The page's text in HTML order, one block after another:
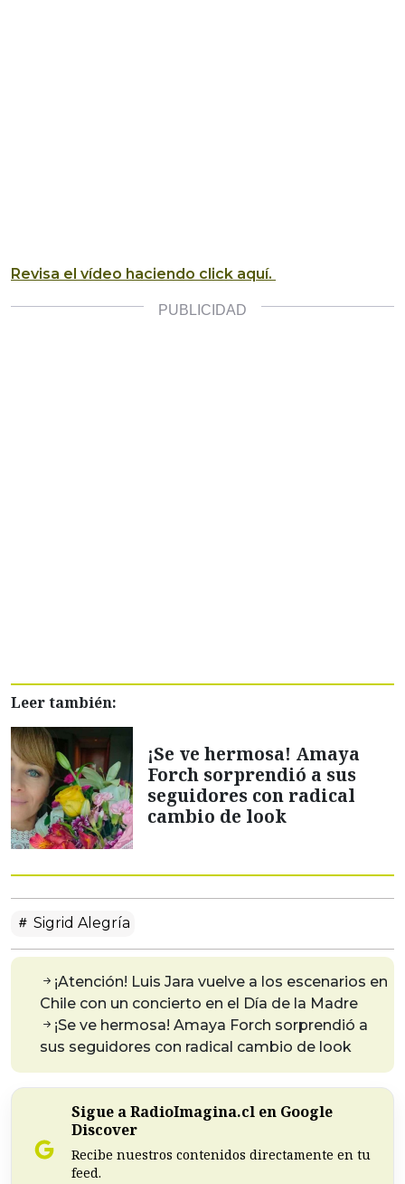
Revisa el vídeo haciendo click aquí.
Leer también:
¡Se ve hermosa! Amaya
Forch sorprendió a sus
seguidores con radical
cambio de look
Sigrid Alegría
¡Atención! Luis Jara vuelve a los escenarios en
Chile con un concierto en el Día de la Madre
¡Se ve hermosa! Amaya Forch sorprendió a
sus seguidores con radical cambio de look
Sigue a RadioImagina.cl en Google
Discover
Recibe nuestros contenidos directamente en tu
feed.